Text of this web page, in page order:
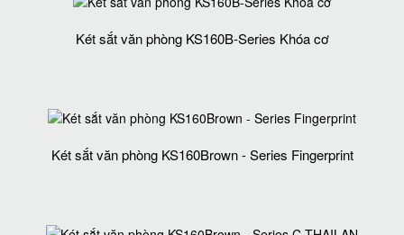
Két sắt văn phòng KS160B-Series Khóa cơ
Két sắt văn phòng KS160Brown - Series Fingerprint